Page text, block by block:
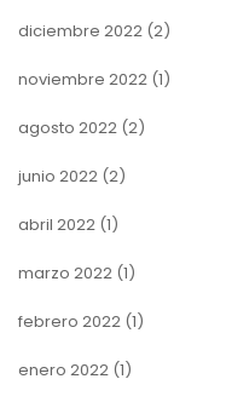
diciembre 2022 (2)
noviembre 2022 (1)
agosto 2022 (2)
junio 2022 (2)
abril 2022 (1)
marzo 2022 (1)
febrero 2022 (1)
enero 2022 (1)